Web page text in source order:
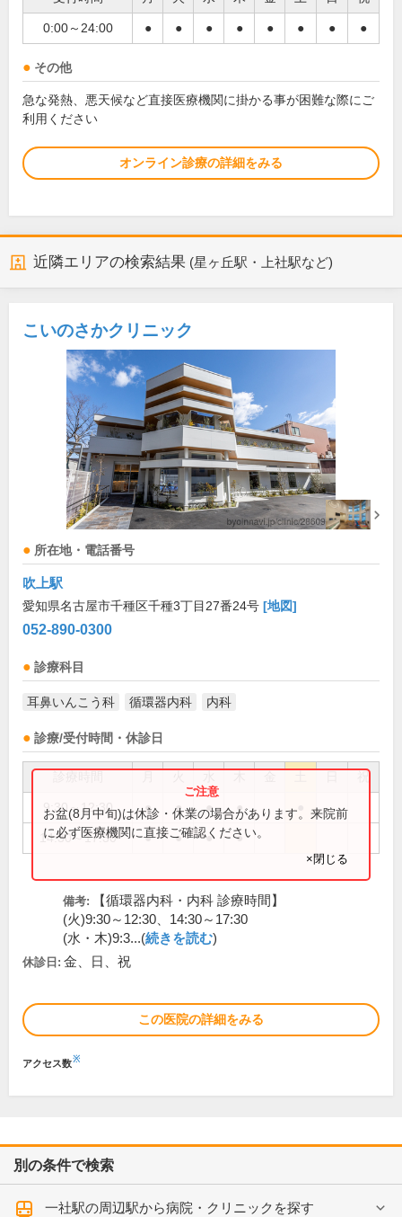
0:00～24:00 ● ● ● ● ● ● ● ●
その他
急な発熱、悪天候など直接医療機関に掛かる事が困難な際にご
利用ください
オンライン診療の詳細をみる
近隣エリアの検索結果 (星ヶ丘駅・上社駅など)
こいのさかクリニック
所在地・電話番号
吹上駅
愛知県名古屋市千種区千種3丁目27番24号 [地図]
052-890-0300
診療科目
耳鼻いんこう科 循環器内科 内科
診療/受付時間・休診日
祝
9:30～12:30 ● ● ● ●
14:30～17:30 ● ● ● ●
お盆(8月中旬)は休診・休業の場合があります。来院前
に必ず医療機関に直接ご確認ください。
×閉じる
備考:
【循環器内科・内科 診療時間】
(火)9:30～12:30、14:30～17:30
(水・木)9:3...(続きを読む)
休診日: 金、日、祝
この医院の詳細をみる
アクセス数※
別の条件で検索
一社駅の周辺駅から病院・クリニックを探す